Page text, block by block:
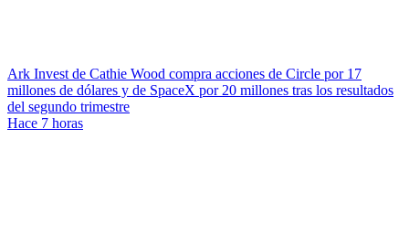
Ark Invest de Cathie Wood compra acciones de Circle por 17
millones de dólares y de SpaceX por 20 millones tras los resultados
del segundo trimestre
Hace 7 horas